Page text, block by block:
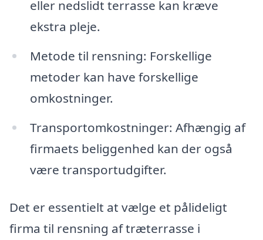
eller nedslidt terrasse kan kræve
ekstra pleje.
Metode til rensning: Forskellige
metoder kan have forskellige
omkostninger.
Transportomkostninger: Afhængig af
firmaets beliggenhed kan der også
være transportudgifter.
Det er essentielt at vælge et pålideligt
firma til rensning af træterrasse i